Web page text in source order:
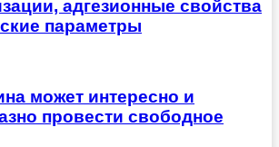
адгезионные свойства
параметры
может интересно и
провести свободное